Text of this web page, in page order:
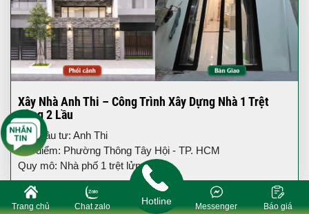
Xây Nhà Anh Thi – Công Trình Xây Dựng Nhà 1 Trệt
Lửng 2 Lầu
Chủ đầu tư: Anh Thi
Địa điểm: Phường Thông Tây Hội - TP. HCM
Quy mô: Nhà phố 1 trệt lửng 2 lầu
Trang chủ Chat zalo Báo giá
Messenger
Hotline